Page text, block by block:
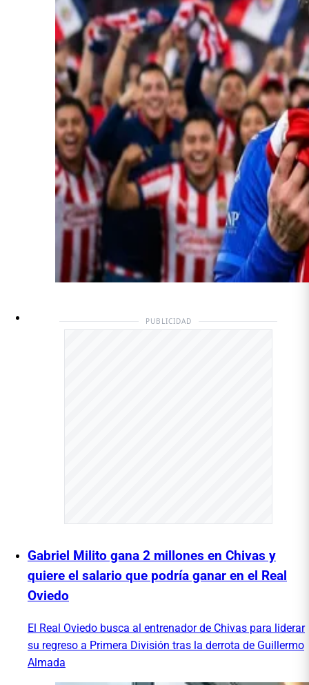
PUBLICIDAD
Gabriel Milito gana 2 millones en Chivas y
quiere el salario que podría ganar en el Real
Oviedo
El Real Oviedo busca al entrenador de Chivas para liderar
su regreso a Primera División tras la derrota de Guillermo
Almada